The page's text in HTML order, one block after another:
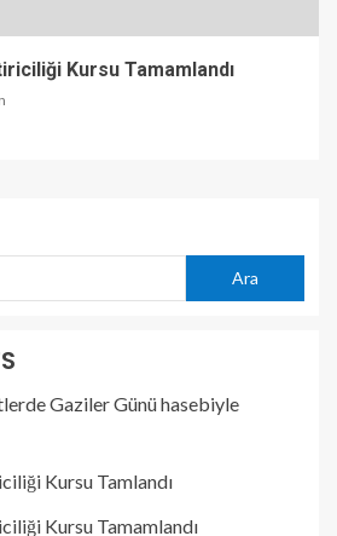
Kursu Tamamlandı
Ara
Gaziler Günü hasebiyle
Kursu Tamlandı
Kursu Tamamlandı